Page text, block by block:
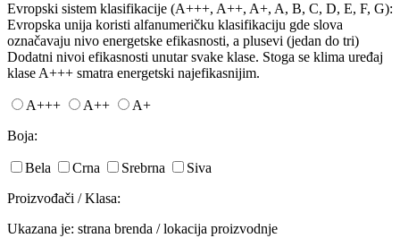
Evropski sistem klasifikacije (A+++, A++, A+, A, B, C, D, E, F, G):
Evropska unija koristi alfanumeričku klasifikaciju gde slova
označavaju nivo energetske efikasnosti, a plusevi (jedan do tri)
Dodatni nivoi efikasnosti unutar svake klase. Stoga se klima uređaj
klase A+++ smatra energetski najefikasnijim.
A+++ A++
A+
Boja:
Bela Crna Srebrna
Siva
Proizvođači / Klasa:
Ukazana je: strana brenda / lokacija proizvodnje